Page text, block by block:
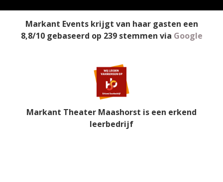
Markant Eventskrijgt van haar gasten een
8,8/10gebaseerd op 239stemmen via Google
Markant Theater Maashorst is een erkend
leerbedrijf